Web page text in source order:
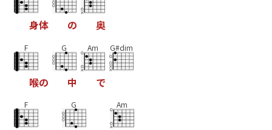
身体 の 奥
F
喉の
G
中
Am
で
G#dim
F G Am